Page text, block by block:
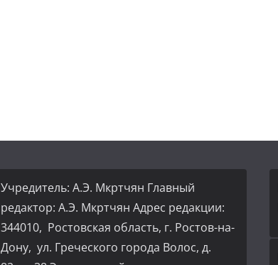
Учредитель: А.Э. Мкртчян Главный
редактор: А.Э. Мкртчян Адрес редакции:
344010, Ростовская область, г. Ростов-на-
Дону, ул. Греческого города Волос, д.